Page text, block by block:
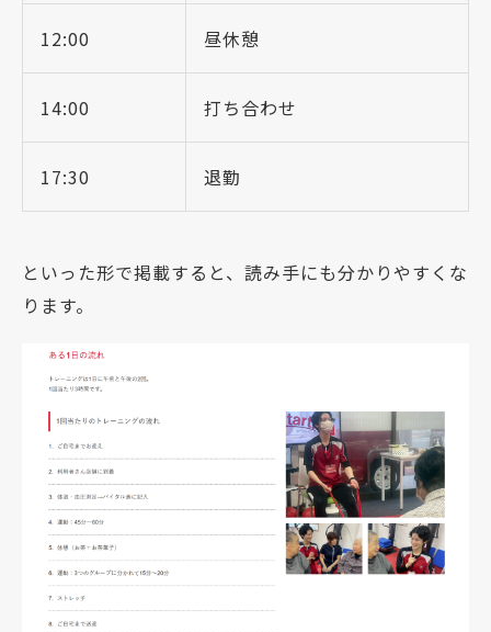
12:00 昼休憩
14:00 打ち合わせ
17:30 退勤
といった形で掲載すると、読み手にも分かりやすくな
ります。